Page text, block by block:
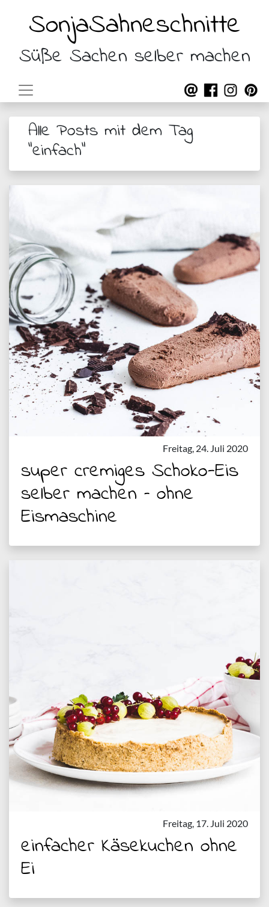
SonjaSahneschnitte
Süße Sachen selber machen
Alle Posts mit dem Tag
"einfach"
Freitag, 24. Juli 2020
super cremiges Schoko-Eis
selber machen – ohne
Eismaschine
Freitag, 17. Juli 2020
einfacher Käsekuchen ohne
Ei